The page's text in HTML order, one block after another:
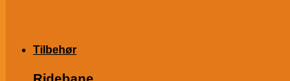
Tilbehør